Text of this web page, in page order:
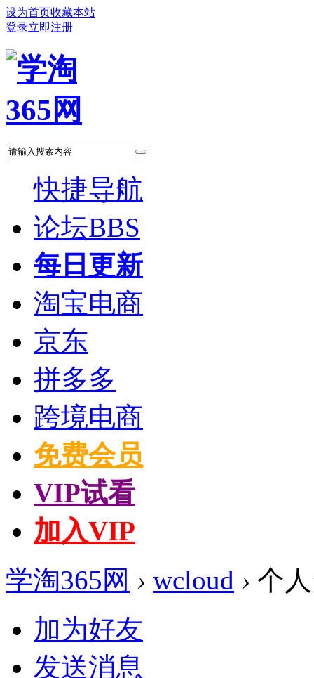
设为首页收藏本站
登录立即注册
快捷导航
论坛BBS
每日更新
淘宝电商
京东
拼多多
跨境电商
免费会员
VIP试看
加入VIP
学淘365网 › wcloud › 个
加为好友
发送消息